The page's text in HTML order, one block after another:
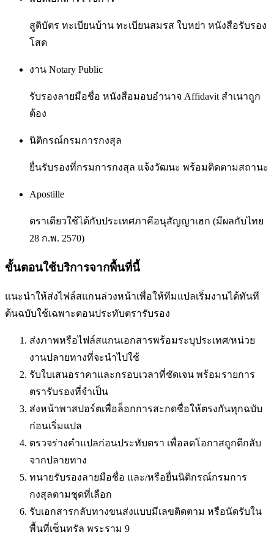
สูติบัตร ทะเบียนบ้าน ทะเบียนสมรส ใบหย่า หนังสือรับรอง
โสด
งาน Notary Public
รับรองลายมือชื่อ หนังสือมอบอำนาจ Affidavit สำเนาถูก
ต้อง
นิติกรณ์กรมการกงสุล
ยื่นรับรองที่กรมการกงสุล แจ้งวัฒนะ พร้อมติดตามสถานะ
Apostille
ตราเดียวใช้ได้กับประเทศภาคีอนุสัญญาเฮก (มีผลกับไทย
28 ก.พ. 2570)
ขั้นตอนใช้บริการจากพื้นที่นี้
แนะนำให้ส่งไฟล์สแกนล่วงหน้าเพื่อให้ทีมแปลเริ่มงานได้ทันที
ต้นฉบับใช้เฉพาะตอนประทับตรารับรอง
ส่งภาพหรือไฟล์สแกนเอกสารพร้อมระบุประเทศ/หน่วย
งานปลายทางที่จะนำไปใช้
รับใบเสนอราคาและกรอบเวลาที่ชัดเจน พร้อมรายการ
ตรารับรองที่จำเป็น
ส่งหน้าพาสปอร์ตเพื่อล็อกการสะกดชื่อให้ตรงกันทุกฉบับ
ก่อนเริ่มแปล
ตรวจร่างคำแปลก่อนประทับตรา เพื่อลดโอกาสถูกตีกลับ
จากปลายทาง
ทนายรับรองลายมือชื่อ และ/หรือยื่นนิติกรณ์กรมการ
กงสุลตามชุดที่เลือก
รับเอกสารกลับทางขนส่งแบบมีเลขติดตาม หรือนัดรับใน
พื้นที่เซ็นทรัล พระราม 9